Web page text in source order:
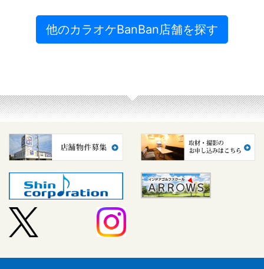
他のカラオケBanBan店舗を探す